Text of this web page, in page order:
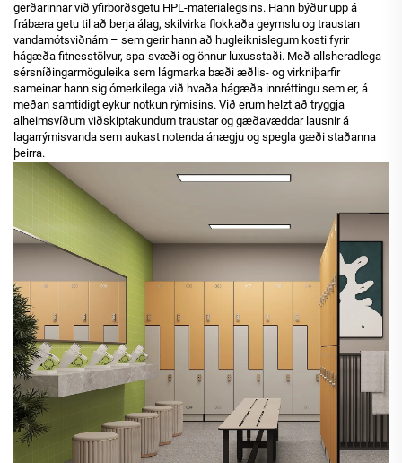
gerðarinnar við yfirborðsgetu HPL-materialegsins. Hann býður upp á
frábæra getu til að berja álag, skilvirka flokkaða geymslu og traustan
vandamótsviðnám – sem gerir hann að hugleiknislegum kosti fyrir
hágæða fitnesstölvur, spa-svæði og önnur luxusstaði. Með allsheradlega
sérsníðingarmöguleika sem lágmarka bæði æðlis- og virkniþarfir
sameinar hann sig ómerkilega við hvaða hágæða innréttingu sem er, á
meðan samtidigt eykur notkun rýmisins. Við erum helzt að tryggja
alheimsvíðum viðskiptakundum traustar og gæðavæddar lausnir á
lagarrýmisvanda sem aukast notenda ánægju og spegla gæði staðanna
þeirra.